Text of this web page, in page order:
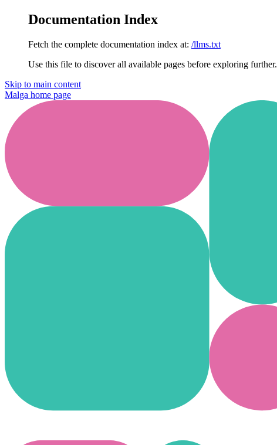
Documentation Index
Fetch the complete documentation index at: /llms.txt
Use this file to discover all available pages before exploring further.
Skip to main content
Malga home page